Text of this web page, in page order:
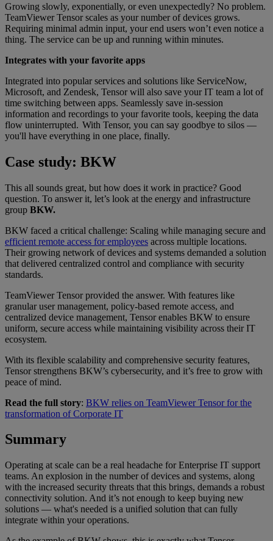
Growing slowly, exponentially, or even unexpectedly? No problem.
TeamViewer Tensor scales as your number of devices grows.
Requiring minimal admin input, your end users won’t even notice a
thing. The service can be up and running within minutes.
Integrates with your favorite apps
Integrated into popular services and solutions like ServiceNow,
Microsoft, and Zendesk, Tensor will also save your IT team a lot of
time switching between apps. Seamlessly save in-session
information and recordings to your favorite tools, keeping the data
flow uninterrupted. With Tensor, you can say goodbye to silos —
you'll have everything in one place, finally.
Case study: BKW
This all sounds great, but how does it work in practice? Good
question. To answer it, let’s look at the energy and infrastructure
group BKW.
BKW faced a critical challenge: Scaling while managing secure and
efficient remote access for employees across multiple locations.
Their growing network of devices and systems demanded a solution
that delivered centralized control and compliance with security
standards.
TeamViewer Tensor provided the answer. With features like
granular user management, policy-based remote access, and
centralized device management, Tensor enables BKW to ensure
uniform, secure access while maintaining visibility across their IT
ecosystem.
With its flexible scalability and comprehensive security features,
Tensor strengthens BKW’s cybersecurity, and it’s free to grow with
peace of mind.
Read the full story: BKW relies on TeamViewer Tensor for the
transformation of Corporate IT
Summary
Operating at scale can be a real headache for Enterprise IT support
teams. An explosion in the number of devices and systems, along
with the increased security threats that this brings, demands a robust
connectivity solution. And it’s not enough to keep buying new
solutions — what's needed is a unified solution that can fully
integrate within your operations.